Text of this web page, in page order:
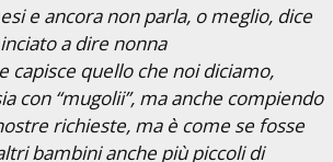
e ancora non parla, o meglio, dice
a dire nonna
capisce quello che noi diciamo,
con “mugolii”, ma anche compiendo
richieste, ma è come se fosse
bambini anche più piccoli di